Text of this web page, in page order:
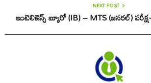
NEXT POST
ఇంటెలిజెన్స్ బ్యూరో (IB) – MTS (జనరల్)